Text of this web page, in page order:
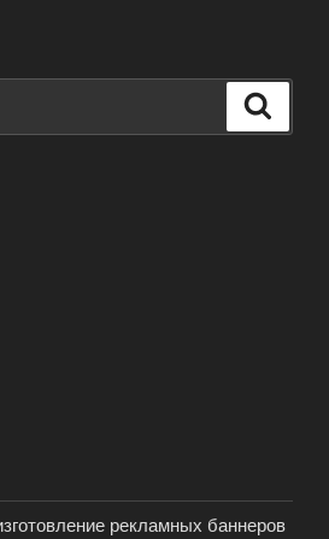
рекламных баннеров